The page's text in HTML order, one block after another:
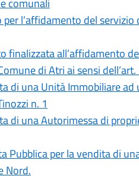
comunali
l’affidamento del
finalizzata all’affidamento
di Atri ai sensi
di una Unità Immobiliare
n. 1
di una Autorimessa di
Pubblica per la vendita di
Nord.